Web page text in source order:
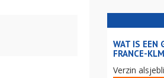
WAT IS EEN
FRANCE-
Verzin